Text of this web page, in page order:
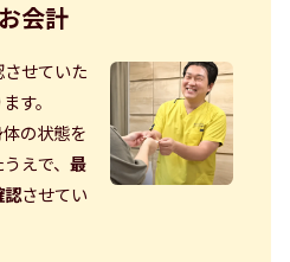
会計
せていた
す。
の状態を
えで、 最
認させてい